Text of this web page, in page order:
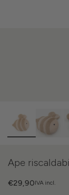
Ape
IVA incl.
€29,90